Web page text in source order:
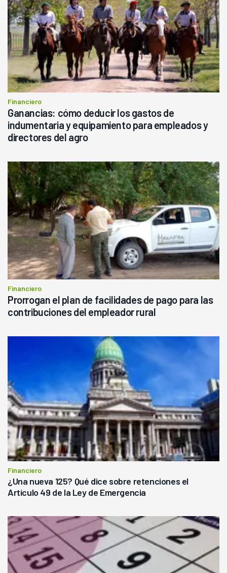
Financiero
Ganancias: cómo deducir los gastos de
indumentaria y equipamiento para empleados y
directores del agro
Financiero
Prorrogan el plan de facilidades de pago para las
contribuciones del empleador rural
Financiero
¿Una nueva 125? Qué dice sobre retenciones el
Artículo 49 de la Ley de Emergencia